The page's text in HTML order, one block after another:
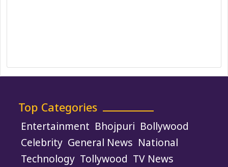
Top Categories
Entertainment Bhojpuri Bollywood
Celebrity General News National
Technology Tollywood TV News